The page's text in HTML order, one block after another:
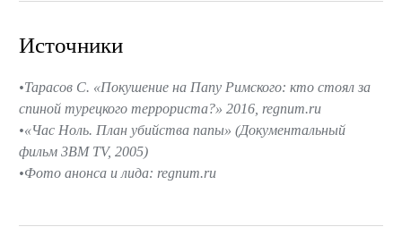
Источники
Тарасов С. «Покушение на Папу Римского: кто стоял за
спиной турецкого террориста?» 2016, regnum.ru
«Час Ноль. План убийства папы» (Документальный
фильм 3ВМ TV, 2005)
Фото анонса и лида: regnum.ru